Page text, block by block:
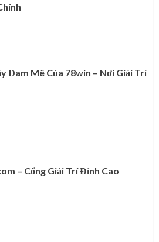
Đam Mê Của 78win – Nơi Giải Trí
– Cổng Giải Trí Đỉnh Cao